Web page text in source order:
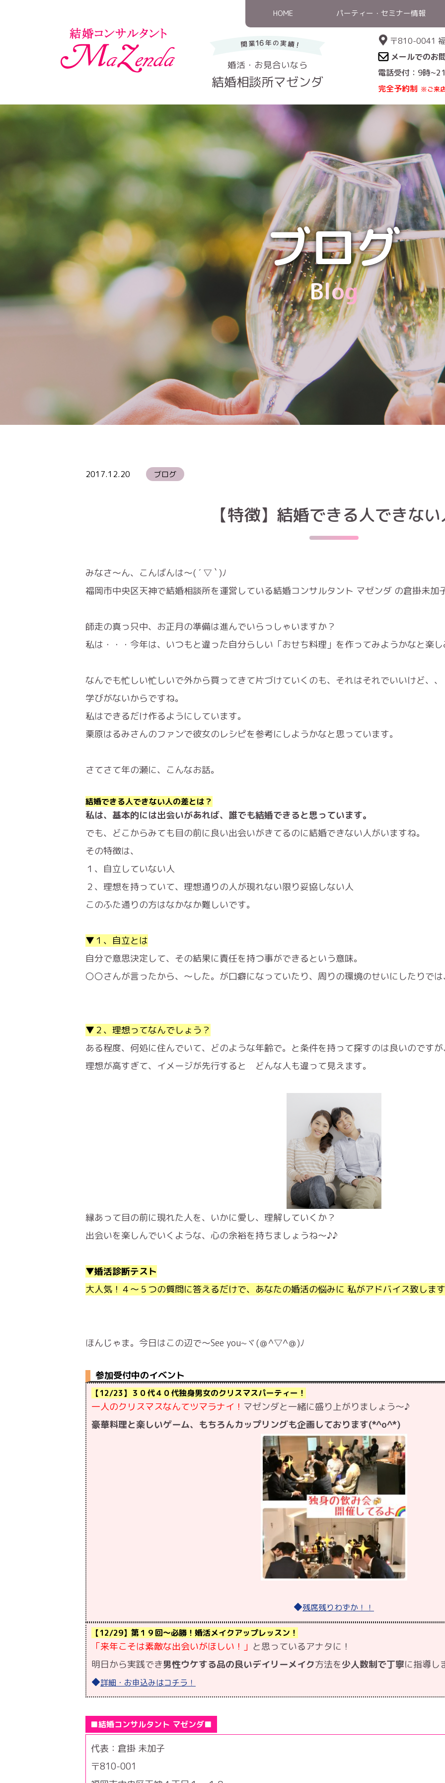
HOME パーティー・セミナー情報
婚活・お見合いなら
結婚相談所マゼンダ
〒810-0041
メールでのお
電話受付：9時
完全予約制 ※ご来
ブログ
Blog
2017.12.20 ブログ
【特徴】結婚できる人できな
みなさ～ん、こんばんは～( ´ ▽ ` )ﾉ
福岡市中央区天神で結婚相談所を運営している結婚コンサルタント マゼンダ の倉掛未加
師走の真っ只中、お正月の準備は進んでいらっしゃいますか？
私は・・・今年は、いつもと違った自分らしい「おせち料理」を作ってみようかなと楽
なんでも忙しい忙しいで外から買ってきて片づけていくのも、それはそれでいいけど、、
学びがないからですね。
私はできるだけ作るようにしています。
栗原はるみさんのファンで彼女のレシピを参考にしようかなと思っています。
さてさて年の瀬に、こんなお話。
結婚できる人できない人の差とは？
私は、基本的には出会いがあれば、誰でも結婚できると思っています。
でも、どこからみても目の前に良い出会いがきてるのに結婚できない人がいますね。
その特徴は、
１、自立していない人
２、理想を持っていて、理想通りの人が現れない限り妥協しない人
このふた通りの方はなかなか難しいです。
▼１、自立とは
自分で意思決定して、その結果に責任を持つ事ができるという意味。
〇〇さんが言ったから、〜した。が口癖になっていたり、周りの環境のせいにしたりで
▼２、理想ってなんでしょう？
ある程度、何処に住んでいて、どのような年齢で。と条件を持って探すのは良いのです
理想が高すぎて、イメージが先行すると どんな人も違って見えます。
縁あって目の前に現れた人を、いかに愛し、理解していくか？
出会いを楽しんでいくような、心の余裕を持ちましょうね〜♪♪
▼婚活診断テスト
大人気！４〜５つの質問に答えるだけで、あなたの婚活の悩みに 私がアドバイス致しま
ほんじゃま。今日はこの辺で～See you~ヾ(＠^▽^＠)ﾉ
参加受付中のイベント
【12/23】３０代４０代独身男女のクリスマスパーティー！
一人のクリスマスなんてツマラナイ！ マゼンダと一緒に盛り上がりましょう〜♪
豪華料理と楽しいゲーム、もちろんカップリングも企画しております(*^o^*)
◆残席残りわずか！！
【12/29】第１９回〜必勝！婚活メイクアップレッスン！
「来年こそは素敵な出会いがほしい！」 と思っているアナタに！
明日から実践でき男性ウケする品の良いデイリーメイク方法を少人数制で丁寧に指導し
◆詳細・お申込みはコチラ！
■結婚コンサルタント マゼンダ■
代表：倉掛 未加子
〒810-001